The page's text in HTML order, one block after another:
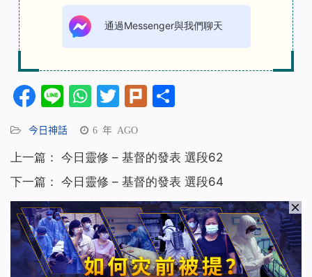
通過Messenger與我們聊天
Facebook
LineWhatsApp
Twitter
Plurk
今日神話 6 年 AGO
上一篇： 今日靈修 – 基督的發表 選段62
下一篇： 今日靈修 – 基督的發表 選段64